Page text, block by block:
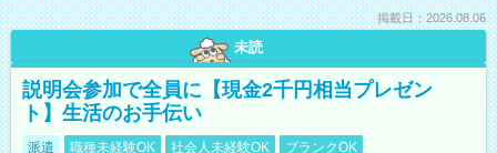
掲載日：2026.08.06
未読
説明会参加で全員に【現金2千円相当プレゼン
ト】生活のお手伝い
派遣 職種未経験OK 社会人未経験OK
ブランクOK